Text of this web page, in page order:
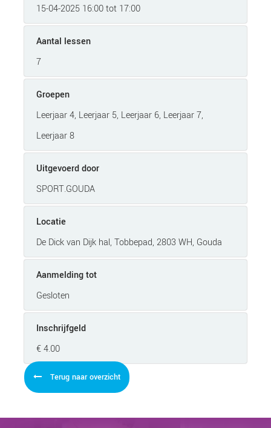
15-04-2025 16:00 tot 17:00
Aantal lessen
7
Groepen
Leerjaar 4, Leerjaar 5, Leerjaar 6, Leerjaar 7,
Leerjaar 8
Uitgevoerd door
SPORT.GOUDA
Locatie
De Dick van Dijk hal, Tobbepad, 2803 WH, Gouda
Aanmelding tot
Gesloten
Inschrijfgeld
€ 4.00
Terug naar overzicht